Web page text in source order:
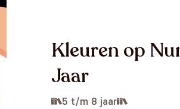
Kleuren op
Jaar
5 t/m 8 jaar